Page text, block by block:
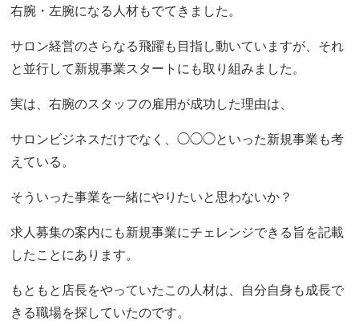
右腕・左腕になる人材もでてきました。
サロン経営のさらなる飛躍も目指し動いていますが、それ
と並行して新規事業スタートにも取り組みました。
実は、右腕のスタッフの雇用が成功した理由は、
サロンビジネスだけでなく、◯◯◯といった新規事業も考
えている。
そういった事業を一緒にやりたいと思わないか？
求人募集の案内にも新規事業にチェレンジできる旨を記載
したことにあります。
もともと店長をやっていたこの人材は、自分自身も成長で
きる職場を探していたのです。